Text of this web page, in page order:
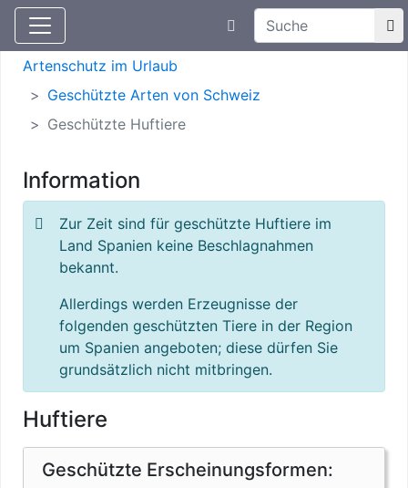
Aktuelle Meldungen
Suchtexteingabe
Artenschutz
Artenschutz im Urlaub
Geschützte Arten von Schweiz
Geschützte Huftiere
Information
Zur Zeit sind für geschützte Huftiere im
Land Spanien keine Beschlagnahmen
bekannt.
Allerdings werden Erzeugnisse der
folgenden geschützten Tiere in der Region
um Spanien angeboten; diese dürfen Sie
grundsätzlich nicht mitbringen.
Huftiere
Geschützte Erscheinungsformen: